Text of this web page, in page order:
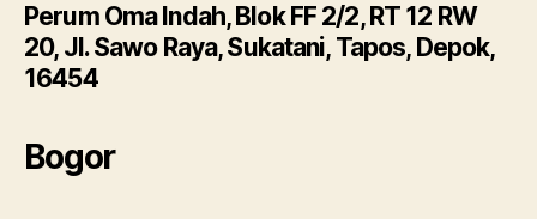
Perum Oma Indah, Blok FF 2/2, RT 12 RW
20, Jl. Sawo Raya, Sukatani, Tapos, Depok,
16454
Bogor